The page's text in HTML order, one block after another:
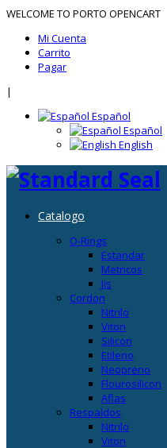
WELCOME TO PORTO OPENCART
Mi Cuenta
Carrito
Pagar
|
Español
Español
English
Catalogo
O-Rings
Estandar
Metricos
Jis
Cordon
Nitrilo
Viton
Silicon
Etileno
Neopreno
Flourosilicon
Aflas
Respaldos
Nitrilo
Viton